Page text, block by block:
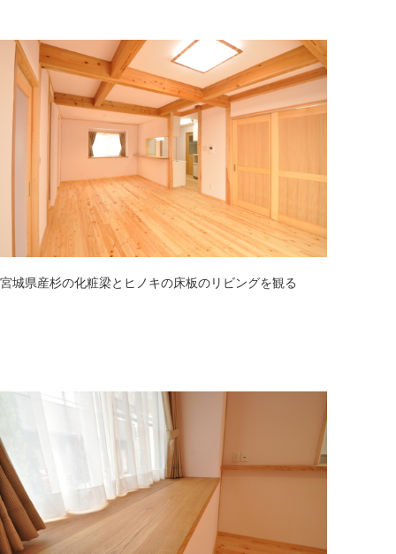
宮城県産杉の化粧梁とヒノキの床板のリビングを観る